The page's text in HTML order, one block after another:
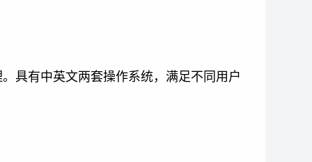
具有中英文两套操作系统，满足不同用户